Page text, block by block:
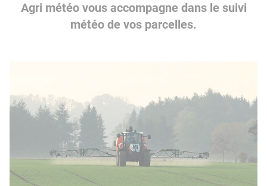
Agri météo vous accompagne dans le suivi
météo de vos parcelles.